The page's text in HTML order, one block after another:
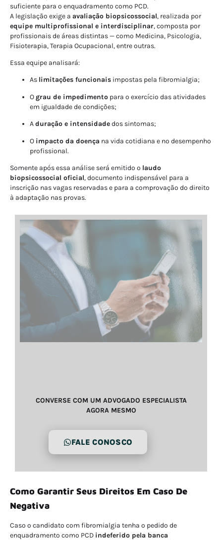
suficiente para o enquadramento como PCD.
A legislação exige a avaliação biopsicossocial, realizada por
equipe multiprofissional e interdisciplinar, composta por
profissionais de áreas distintas — como Medicina, Psicologia,
Fisioterapia, Terapia Ocupacional, entre outras.
Essa equipe analisará:
As limitações funcionais impostas pela fibromialgia;
Ograu de impedimento para o exercício das atividades
em igualdade de condições;
Aduração e intensidadedos sintomas;
O impacto da doença na vida cotidiana e no desempenho
profissional.
Somente após essa análise será emitido o laudo
biopsicossocial oficial, documento indispensável para a
inscrição nas vagas reservadas e para a comprovação do direito
à adaptação nas provas.
CONVERSE COM UM ADVOGADO ESPECIALISTA
AGORA MESMO
FALE CONOSCO
Como Garantir Seus Direitos Em Caso De
Negativa
Caso o candidato com fibromialgia tenha o pedido de
enquadramento como PCD indeferido pela banca